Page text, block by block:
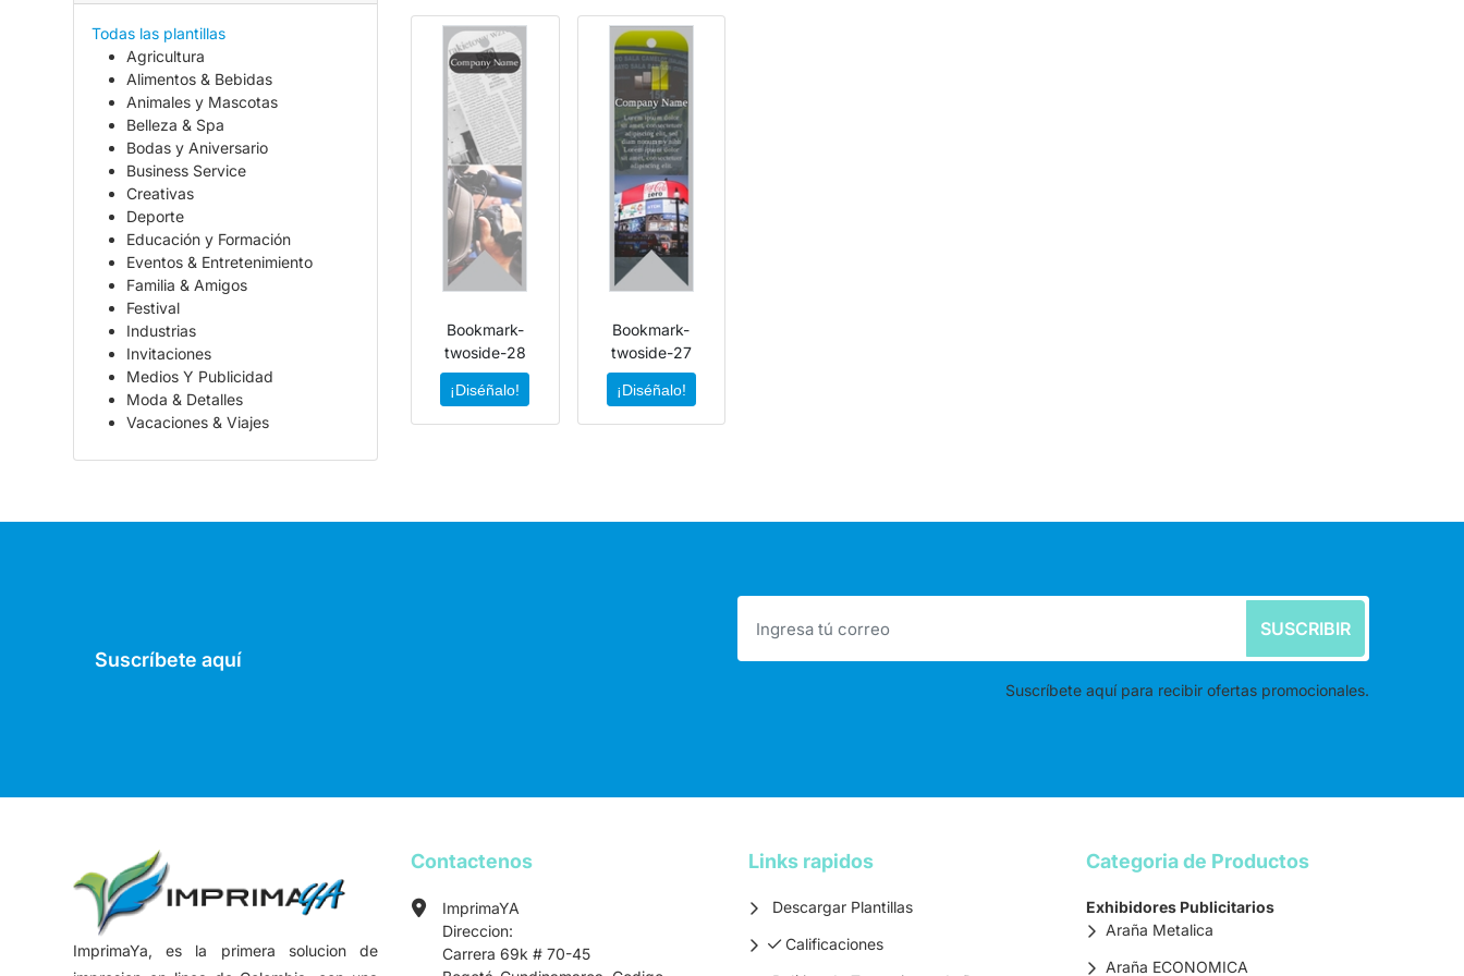
Todas las plantillas
Agricultura
Alimentos & Bebidas
Animales y Mascotas
Belleza & Spa
Bodas y Aniversario
Business Service
Creativas
Deporte
Educación y Formación
Eventos & Entretenimiento
Familia & Amigos
Festival
Industrias
Invitaciones
Medios Y Publicidad
Moda & Detalles
Vacaciones & Viajes
Bookmark-
twoside-28
¡Diséñalo!
Bookmark-
twoside-27
¡Diséñalo!
Suscríbete aquí
SUSCRIBIR
Suscríbete aquí para recibir ofertas promocionales.
ImprimaYa, es la primera solucion de
Contactenos
ImprimaYA
Direccion:
Carrera 69k # 70-45
Links rapidos
Descargar Plantillas
Calificaciones
Calificaciones
Categoria de Productos
Exhibidores Publicitarios
Araña Metalica
Araña ECONOMICA